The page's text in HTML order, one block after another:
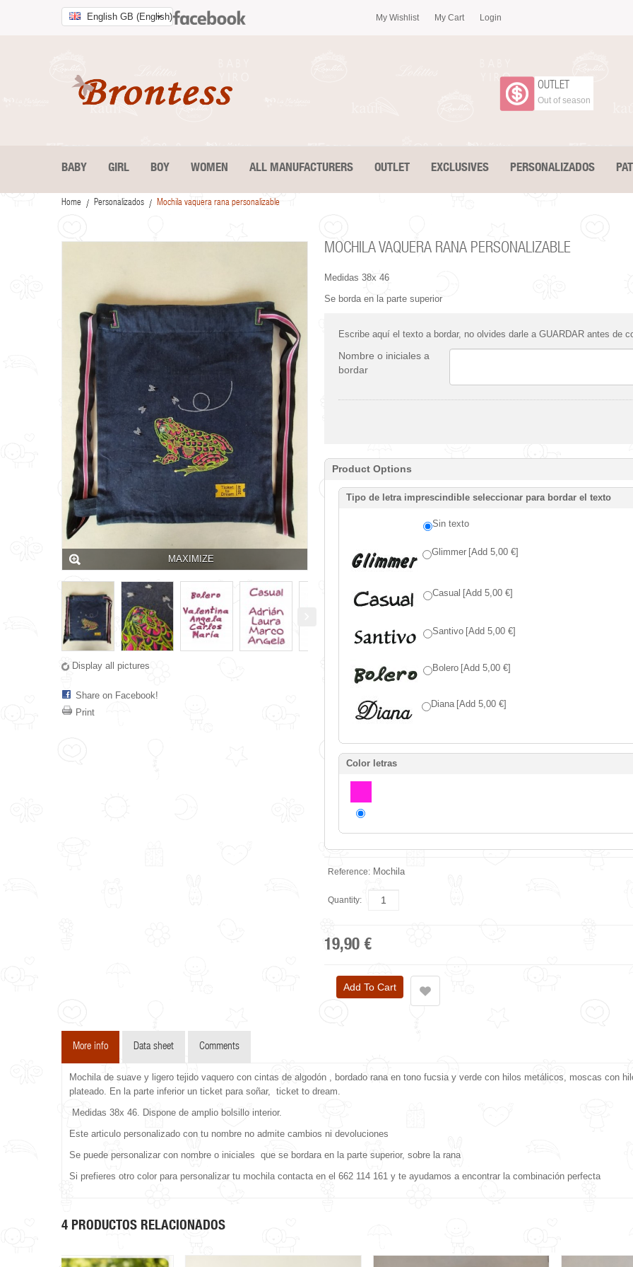
My Wishlist My Cart Login
English GB (English)
OUTLET
Out of season
BABY GIRL BOY WOMEN ALL MANUFACTURERS OUTLET EXCLUSIVES PERSONALIZADOS
Home Personalizados Mochila vaquera rana personalizable
MAXIMIZE
Display all pictures
Share on Facebook!
Print
MOCHILA VAQUERA RANA PERSONALIZABLE
Medidas 38x 46
Se borda en la parte superior
Escribe aquí el texto a bordar, no olvides darle a GUARDAR antes de
Nombre o iniciales a
bordar
Product Options
Tipo de letra imprescindible seleccionar para bordar el texto
Sin texto
Glimmer [Add 5,00 €]
Casual [Add 5,00 €]
Santivo [Add 5,00 €]
Bolero [Add 5,00 €]
Diana [Add 5,00 €]
Color letras
Reference: Mochila
Quantity:
19,90 €
More info Data sheet Comments
Mochila de suave y ligero tejido vaquero con cintas de algodón , bordado rana en tono fucsia y verde con hilos metálicos, moscas con
plateado. En la parte inferior un ticket para soñar, ticket to dream.
Medidas 38x 46. Dispone de amplio bolsillo interior.
Este articulo personalizado con tu nombre no admite cambios ni devoluciones
Se puede personalizar con nombre o iniciales que se bordara en la parte superior, sobre la rana
Si prefieres otro color para personalizar tu mochila contacta en el 662 114 161 y te ayudamos a encontrar la combinación perfecta
4 PRODUCTOS RELACIONADOS